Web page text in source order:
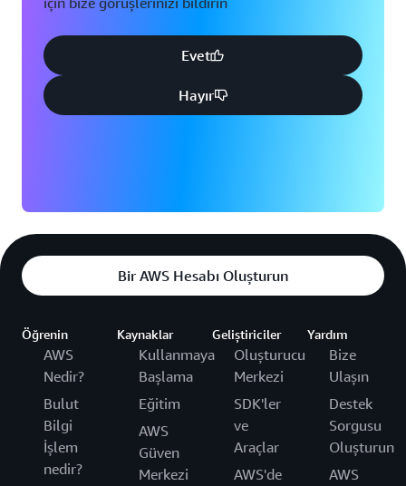
Evet
Hayır
Bir AWS Hesabı Oluşturun
Öğrenin
AWS
Nedir?
Bulut
Bilgi
İşlem
nedir?
Kaynaklar
Kullanmaya
Başlama
Eğitim
AWS
Güven
Merkezi
Geliştiriciler
Oluşturucu
Merkezi
SDK'ler
ve
Araçlar
AWS'de
Yardım
Bize
Ulaşın
Destek
Sorgusu
Oluşturun
AWS